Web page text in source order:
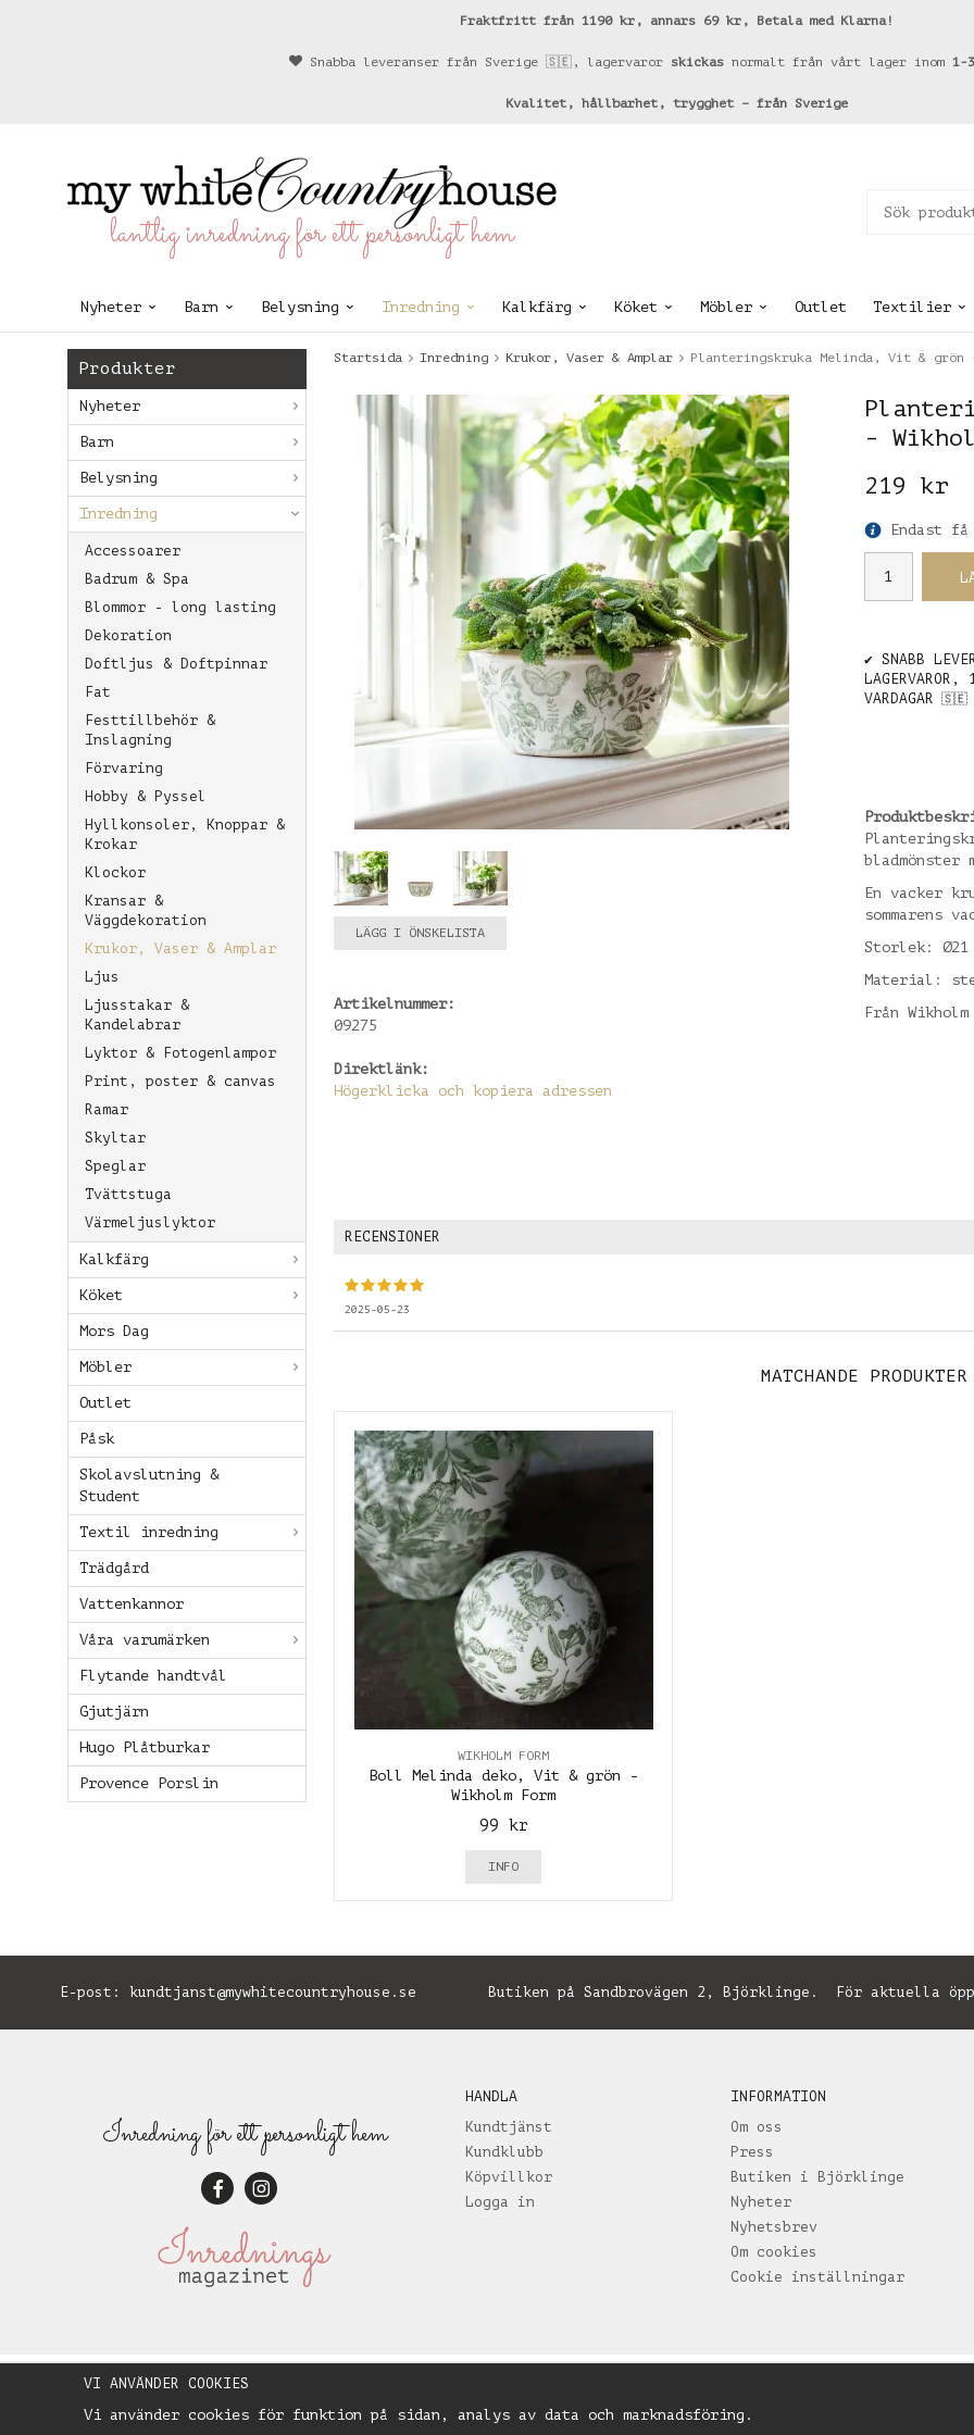
Fraktfritt från 1190 kr, annars 69 kr, Betala med Klarna!
Snabba leveranser från Sverige 🇸🇪, lagervaror skickas normalt från vårt lager inom 1-
Kvalitet, hållbarhet, trygghet – från Sverige
lantlig inredning för ett personligt hem
Nyheter Barn Belysning Inredning Kalkfärg Köket Möbler Outlet Textilier
Produkter
Nyheter
Barn
Belysning
Inredning
Accessoarer
Badrum & Spa
Blommor - long lasting
Dekoration
Doftljus & Doftpinnar
Fat
Festtillbehör &
Inslagning
Förvaring
Hobby & Pyssel
Hyllkonsoler, Knoppar &
Krokar
Klockor
Kransar &
Väggdekoration
Krukor, Vaser & Amplar
Ljus
Ljusstakar &
Kandelabrar
Lyktor & Fotogenlampor
Print, poster & canvas
Ramar
Skyltar
Speglar
Tvättstuga
Värmeljuslyktor
Kalkfärg
Köket
Mors Dag
Möbler
Outlet
Påsk
Skolavslutning &
Student
Textil inredning
Trädgård
Vattenkannor
Våra varumärken
Flytande handtvål
Gjutjärn
Hugo Plåtburkar
Provence Porslin
Startsida Inredning Krukor, Vaser & Amplar Planteringskruka Melinda, Vit & grön -
-
219 kr
Endast
✔️ SNABB
LAGERVAROR,
VARDAGAR
🇸🇪
En vacker
sommarens
Storlek: Ø21
Material:
Från Wikholm
LÄGG I ÖNSKELISTA
Artikelnummer:
09275
Direktlänk:
Högerklicka och kopiera adressen
RECENSIONER
2025-05-23
MATCHANDE PRODUKTER
WIKHOLM FORM
Boll Melinda deko, Vit & grön -
Wikholm Form
99 kr
INFO
E-post: kundtjanst@mywhitecountryhouse.se Butiken på Sandbrovägen 2, Björklinge. För aktuella
Inredning för ett personligt hem
HANDLA
Kundtjänst
Kundklubb
Köpvillkor
Logga in
INFORMATION
Om oss
Press
Butiken i Björklinge
Nyheter
Nyhetsbrev
Om cookies
Cookie inställningar
VI ANVÄNDER COOKIES
Vi använder cookies för funktion på sidan, analys av data och marknadsföring.